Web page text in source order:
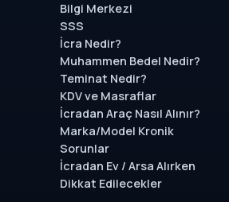
Bilgi Merkezi
SSS
İcra Nedir?
Muhammen Bedel Nedir?
Teminat Nedir?
KDV ve Masraflar
İcradan Araç Nasıl Alınır?
Marka/Model Kronik
Sorunlar
İcradan Ev / Arsa Alırken
Dikkat Edilecekler